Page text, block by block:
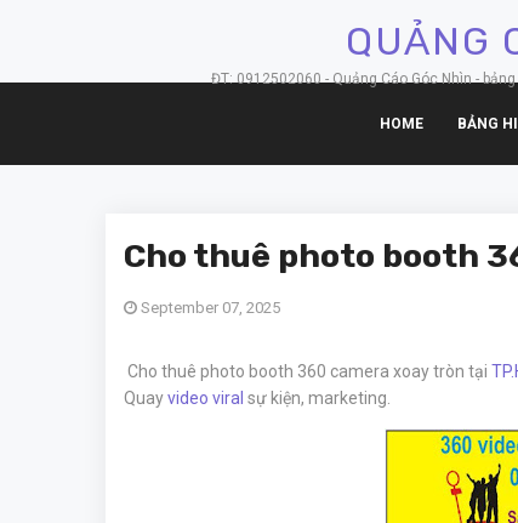
QUẢNG
ĐT: 0912502060 - Quảng Cáo Góc Nhìn -
HOME BẢNG
Cho thuê photo booth
September 07, 2025
Cho thuê photo booth 360 camera xoay tròn tại
Quayvideo viral sự kiện, marketing.